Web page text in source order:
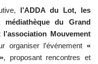
l’ADDA du Lot, les
du Grand
Mouvement
organiser l’événement«
, proposant rencontres et